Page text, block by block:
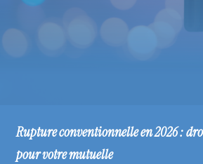
Rupture conventionnelle en 2026 :
pour votre mutuelle